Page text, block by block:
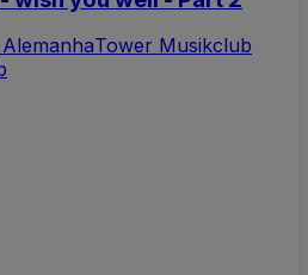
Tower Musikclub